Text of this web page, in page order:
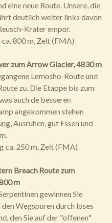
eine neue Route. Unsere, die
deutlich weiter links davon
Krater empor.
800 m, Zelt (FMA)
zum Arrow Glacier, 4830 m
Lemosho-Route und
zu. Die Etappe bis zum
auch de besseren
angekommen stehen
Ausruhen, gut Essen und
ca. 250 m, Zelt (FMA)
Breach Route zum
m
gewinnen Sie
Wegspuren durch loses
den Sie auf der "offenen"